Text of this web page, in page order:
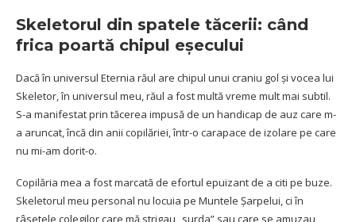
Skeletorul din spatele tăcerii: când
frica poartă chipul eșecului
Dacă în universul Eternia răul are chipul unui craniu gol și vocea lui
Skeletor, în universul meu, răul a fost multă vreme mult mai subtil.
S-a manifestat prin tăcerea impusă de un handicap de auz care m-
a aruncat, încă din anii copilăriei, într-o carapace de izolare pe care
nu mi-am dorit-o.
Copilăria mea a fost marcată de efortul epuizant de a citi pe buze.
Skeletorul meu personal nu locuia pe Muntele Șarpelui, ci în
râsetele colegilor care mă strigau „surda” sau care se amuzau